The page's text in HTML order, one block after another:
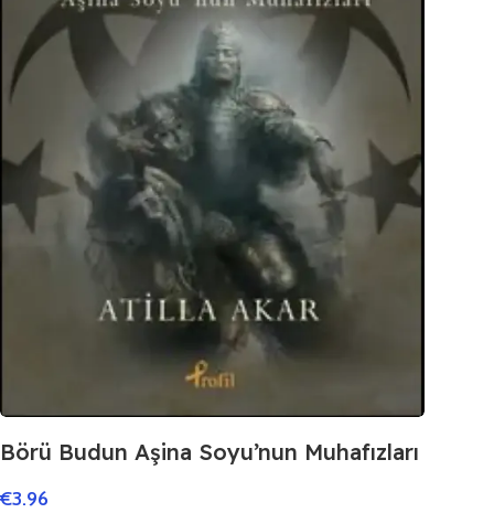
Börü Budun Aşina Soyu’nun Muhafızları
€3.96